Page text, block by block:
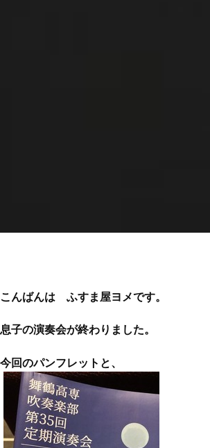
こんばんは ふすま屋ヨメです。
息子の演奏会が終わりました。
今回のパンフレットと、